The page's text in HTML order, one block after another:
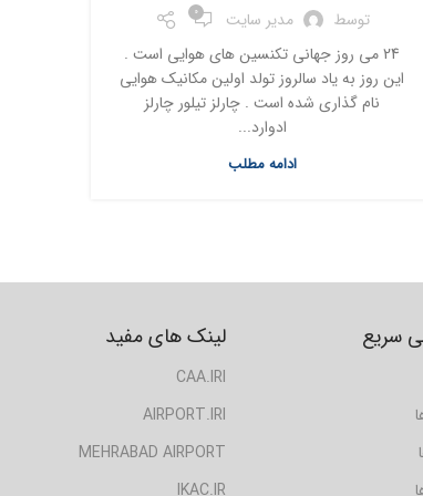
توسط مدیر سایت 0
24 می روز جهانی تکنسین های هوایی است .
این روز به یاد سالروز تولد اولین مکانیک هوایی
نام گذاری شده است . چارلز تیلور چارلز
ادوارد...
ادامه مطلب
لینک های مفید
CAA.IRI
AIRPORT.IRI
MEHRABAD AIRPORT
IKAC.IR
سریع